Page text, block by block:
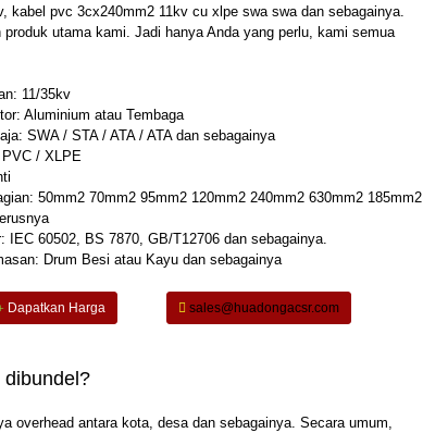
kabel pvc 3cx240mm2 11kv cu xlpe swa swa dan sebagainya.
utama kami. Jadi hanya Anda yang perlu, kami semua
11/35kv
Aluminium atau Tembaga
SWA / STA / ATA / ATA dan sebagainya
PVC / XLPE
50mm2 70mm2 95mm2 120mm2 240mm2 630mm2 185mm2
IEC 60502, BS 7870, GB/T12706 dan sebagainya.
Drum Besi atau Kayu dan sebagainya
Dapatkan Harga sales@huadongacsr.com
dibundel?
overhead antara kota, desa dan sebagainya. Secara umum,